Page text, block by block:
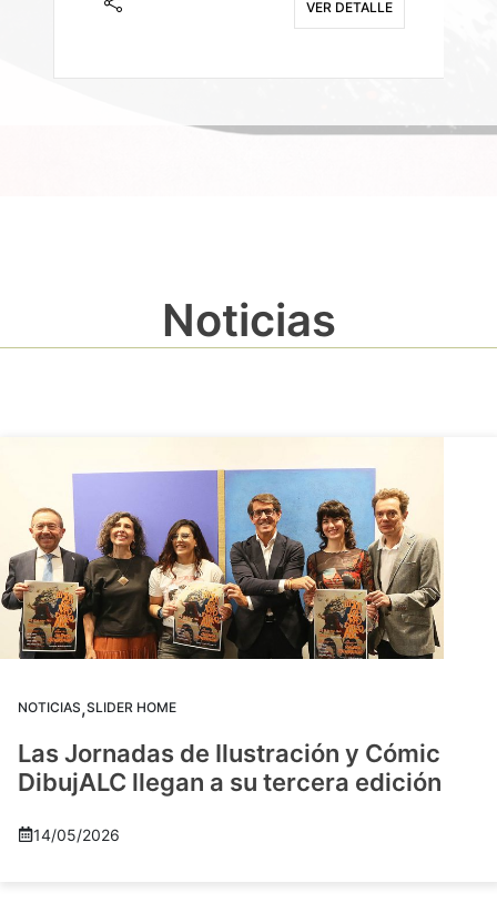
VER DETALLE
Noticias
NOTICIAS,SLIDER HOME
Las Jornadas de Ilustración y Cómic
DibujALC llegan a su tercera edición
14/05/2026